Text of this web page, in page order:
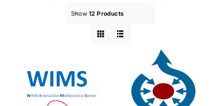
Show 12 Products
WIMS
Wikimedia
Commons